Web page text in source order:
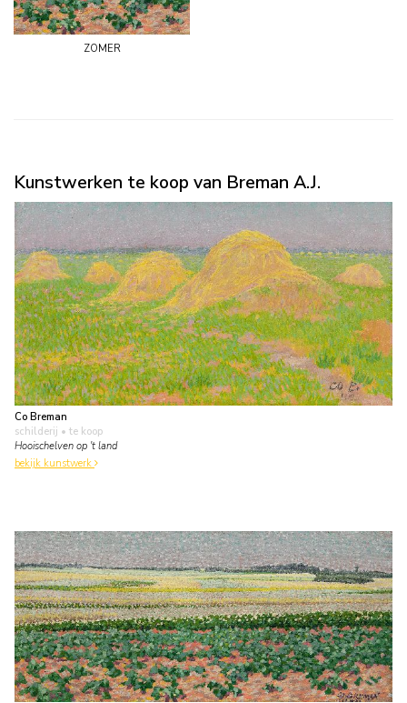
zomer
Kunstwerken te koop van Breman A.J.
Co Breman
schilderij • te koop
Hooischelven op 't land
bekijk kunstwerk